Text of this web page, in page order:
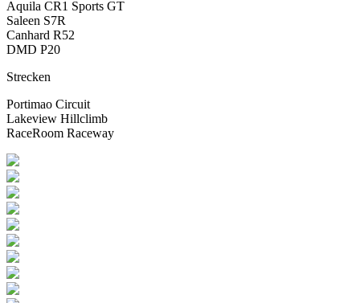
Aquila CR1 Sports GT
Saleen S7R
Canhard R52
DMD P20
Strecken
Portimao Circuit
Lakeview Hillclimb
RaceRoom Raceway